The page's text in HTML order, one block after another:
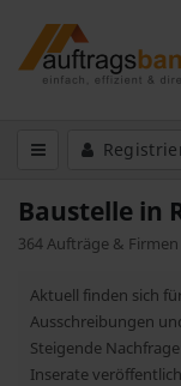
Baustelle in
364 Aufträge & Firmen
Aktuell finden sich
Ausschreibungen
Steigende
Inserate